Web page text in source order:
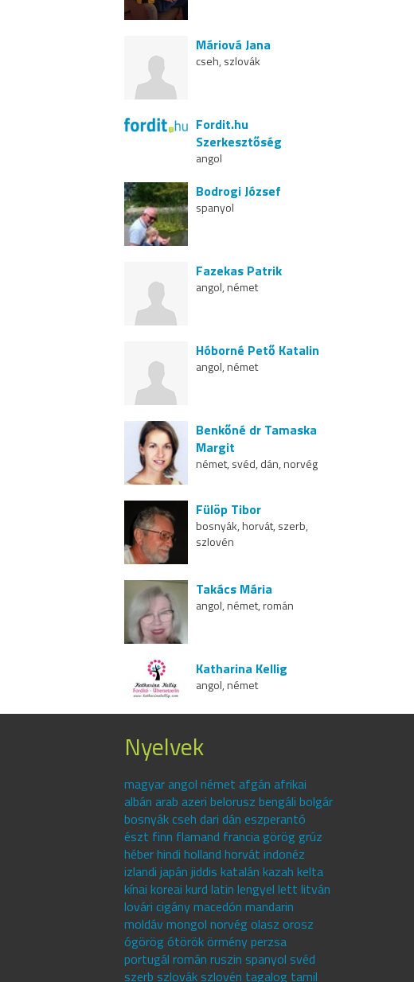
Máriová Jana
cseh, szlovák
Fordit.hu
Szerkesztőség
angol
Bodrogi József
spanyol
Fazekas Patrik
angol, német
Hóborné Pető Katalin
angol, német
Benkőné dr Tamaska
Margit
német, svéd, dán, norvég
Fülöp Tibor
bosnyák, horvát, szerb,
szlovén
Takács Mária
angol, német, román
Katharina Kellig
angol, német
Nyelvek
magyar angol német afgán afrikai
albán arab azeri belorusz bengáli bolgár
bosnyák cseh dari dán eszperantó
észt finn flamand francia görög grúz
héber hindi holland horvát indonéz
izlandi japán jiddis katalán kazah kelta
kínai koreai kurd latin lengyel lett litván
lovári cigány macedón mandarin
moldáv mongol norvég olasz orosz
ógörög ótörök örmény perzsa
portugál román ruszin spanyol svéd
szerb szlovák szlovén tagalog tamil